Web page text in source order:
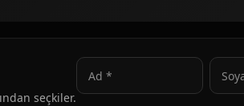
seçkiler.